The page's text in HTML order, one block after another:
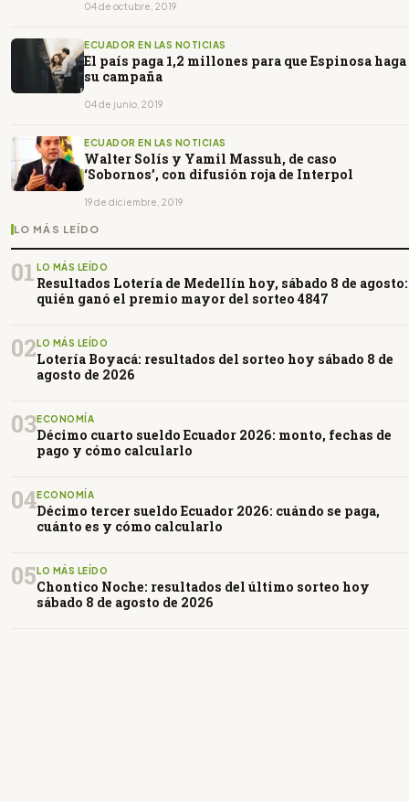
04 de octubre, 2019
ECUADOR EN LAS NOTICIAS
El país paga 1,2 millones para que Espinosa haga
su campaña
04 de junio, 2019
ECUADOR EN LAS NOTICIAS
Walter Solís y Yamil Massuh, de caso
‘Sobornos’, con difusión roja de Interpol
19 de diciembre, 2019
LO MÁS LEÍDO
01 LO MÁS LEÍDO
Resultados Lotería de Medellín hoy, sábado 8 de agosto:
quién ganó el premio mayor del sorteo 4847
02 LO MÁS LEÍDO
Lotería Boyacá: resultados del sorteo hoy sábado 8 de
agosto de 2026
03ECONOMÍA
Décimo cuarto sueldo Ecuador 2026: monto, fechas de
pago y cómo calcularlo
04ECONOMÍA
Décimo tercer sueldo Ecuador 2026: cuándo se paga,
cuánto es y cómo calcularlo
05 LO MÁS LEÍDO
Chontico Noche: resultados del último sorteo hoy
sábado 8 de agosto de 2026